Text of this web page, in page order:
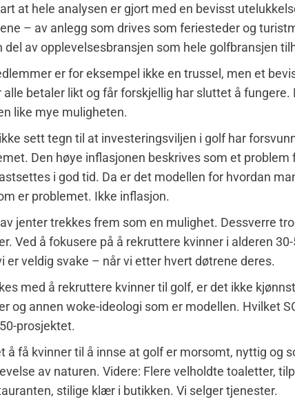
at hele analysen er gjort med en bevisst
– av anlegg som drives som feriesteder og
del av opplevelsesbransjen som hele golfbransjen
er for eksempel ikke en trussel, men et
alle betaler likt og får forskjellig har sluttet å fungere.
like mye muligheten.
sett tegn til at investeringsviljen i golf har
Den høye inflasjonen beskrives som et problem
i god tid. Da er det modellen for hvordan
er problemet. Ikke inflasjon.
jenter trekkes frem som en mulighet. Dessverre
Ved å fokusere på å rekruttere kvinner i alderen
er veldig svake – når vi etter hvert døtrene deres.
med å rekruttere kvinner til golf, er det ikke
og annen woke-ideologi som er modellen. Hvilket
prosjektet.
å få kvinner til å innse at golf er morsomt, nyttig og
av naturen. Videre: Flere velholdte toaletter,
stilige klær i butikken. Vi selger tjenester.